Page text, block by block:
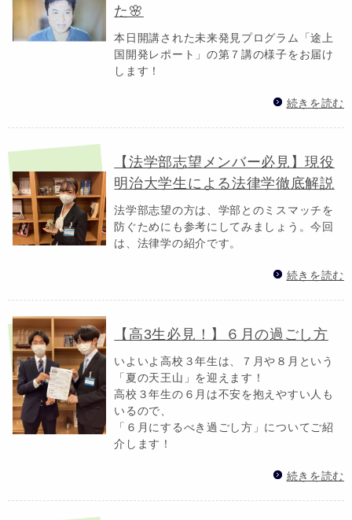
た🌸
本日開講された未来発見プログラム「途上
国開発レポート」の第７講の様子をお届け
します！
続きを読む
【法学部志望メンバー必見】現役
明治大学生による法律学徹底解説
法学部志望の方は、学部とのミスマッチを
防ぐためにも参考にしてみましょう。今回
は、法律学の紹介です。
続きを読む
【高3生必見！】６月の過ごし方
いよいよ高校３年生は、７月や８月という
「夏の天王山」を迎えます！
高校３年生の６月は不安を抱えやすい人も
いるので、
「６月にするべき過ごし方」についてご紹
介します！
続きを読む